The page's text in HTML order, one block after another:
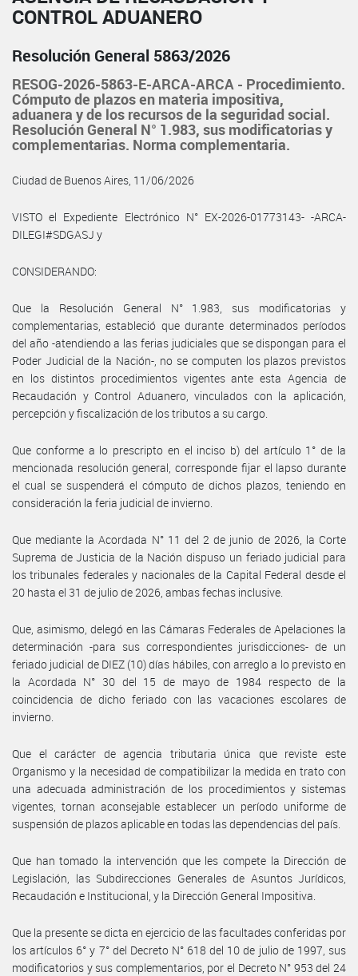
CONTROL ADUANERO
Resolución General 5863/2026
RESOG-2026-5863-E-ARCA-ARCA - Procedimiento.
Cómputo de plazos en materia impositiva,
aduanera y de los recursos de la seguridad social.
Resolución General N° 1.983, sus modificatorias y
complementarias. Norma complementaria.
Ciudad de Buenos Aires, 11/06/2026
VISTO el Expediente Electrónico N° EX-2026-01773143- -ARCA-
DILEGI#SDGASJ y
CONSIDERANDO:
Que la Resolución General N° 1.983, sus modificatorias y
complementarias, estableció que durante determinados períodos
del año -atendiendo a las ferias judiciales que se dispongan para el
Poder Judicial de la Nación-, no se computen los plazos previstos
en los distintos procedimientos vigentes ante esta Agencia de
Recaudación y Control Aduanero, vinculados con la aplicación,
percepción y fiscalización de los tributos a su cargo.
Que conforme a lo prescripto en el inciso b) del artículo 1° de la
mencionada resolución general, corresponde fijar el lapso durante
el cual se suspenderá el cómputo de dichos plazos, teniendo en
consideración la feria judicial de invierno.
Que mediante la Acordada N° 11 del 2 de junio de 2026, la Corte
Suprema de Justicia de la Nación dispuso un feriado judicial para
los tribunales federales y nacionales de la Capital Federal desde el
20 hasta el 31 de julio de 2026, ambas fechas inclusive.
Que, asimismo, delegó en las Cámaras Federales de Apelaciones la
determinación -para sus correspondientes jurisdicciones- de un
feriado judicial de DIEZ (10) días hábiles, con arreglo a lo previsto en
la Acordada N° 30 del 15 de mayo de 1984 respecto de la
coincidencia de dicho feriado con las vacaciones escolares de
invierno.
Que el carácter de agencia tributaria única que reviste este
Organismo y la necesidad de compatibilizar la medida en trato con
una adecuada administración de los procedimientos y sistemas
vigentes, tornan aconsejable establecer un período uniforme de
suspensión de plazos aplicable en todas las dependencias del país.
Que han tomado la intervención que les compete la Dirección de
Legislación, las Subdirecciones Generales de Asuntos Jurídicos,
Recaudación e Institucional, y la Dirección General Impositiva.
Que la presente se dicta en ejercicio de las facultades conferidas por
los artículos 6° y 7° del Decreto N° 618 del 10 de julio de 1997, sus
modificatorios y sus complementarios, por el Decreto N° 953 del 24